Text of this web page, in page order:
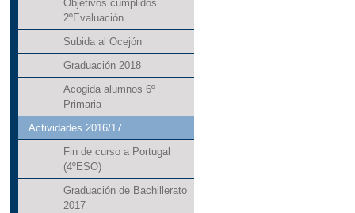
Objetivos cumplidos
2ºEvaluación
Subida al Ocejón
Graduación 2018
Acogida alumnos 6º
Primaria
Actividades 2016/17
Fin de curso a Portugal
(4ºESO)
Graduación de Bachillerato
2017